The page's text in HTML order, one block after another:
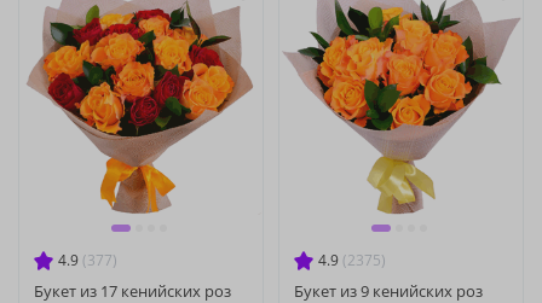
4.9 (377)
Букет из 17 кенийских роз
4.9 (2375)
Букет из 9 кенийских роз